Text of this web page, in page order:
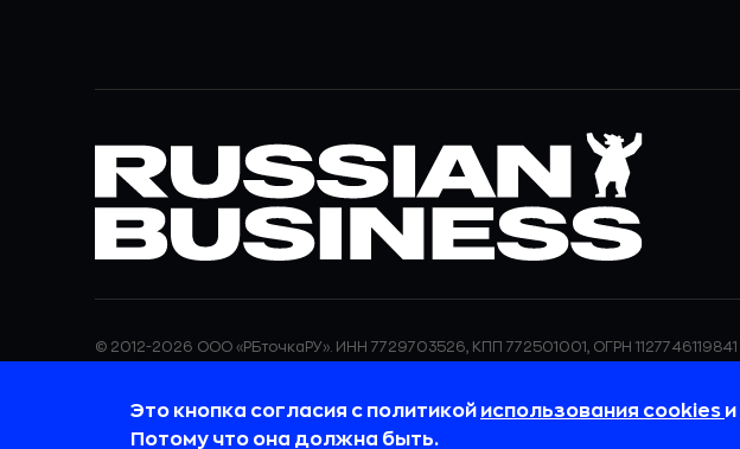
© 2012-2026 ООО «РБточкаРУ». ИНН 7729703526, КПП 772501001, ОГРН 1127746119841
требованиях к защите персональных данных отражены в Политике в отношении
обработки персональных данных.
Это кнопка согласия с политикой использования cookies и
Потому что она должна быть.